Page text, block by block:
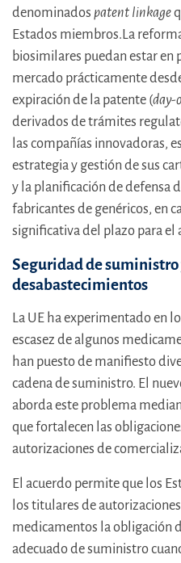
denominados patent linkage
Estados miembros.La
biosimilares puedan estar en
mercado prácticamente
expiración de la patente (day-
derivados de trámites
las compañías innovadoras,
estrategia y gestión de sus
y la planificación de defensa
fabricantes de genéricos, en
significativa del plazo para el
Seguridad de suministro
desabastecimientos
La UE ha experimentado en
escasez de algunos
han puesto de manifiesto
cadena de suministro. El
aborda este problema
que fortalecen las
autorizaciones de
El acuerdo permite que los
los titulares de
medicamentos la obligación
adecuado de suministro